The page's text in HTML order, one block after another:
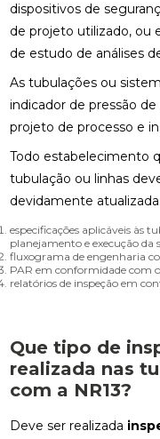
dispositivos de
de projeto utilizado, ou
de estudo de análises
As tubulações ou
indicador de pressão
projeto de processo e
Todo estabelecimento
tubulação ou linhas
devidamente atualizada:
especificações aplicáveis às
planejamento e execução da
fluxograma de engenharia
PAR em conformidade com
relatórios de inspeção em
Que tipo de
realizada nas
com a NR13?
Deve ser realizada